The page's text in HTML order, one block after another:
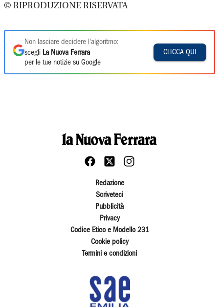
© RIPRODUZIONE RISERVATA
Non lasciare decidere l'algoritmo:
scegli La Nuova Ferrara
per le tue notizie su Google
CLICCA QUI
Redazione
Scriveteci
Pubblicità
Privacy
Codice Etico e Modello 231
Cookie policy
Termini e condizioni